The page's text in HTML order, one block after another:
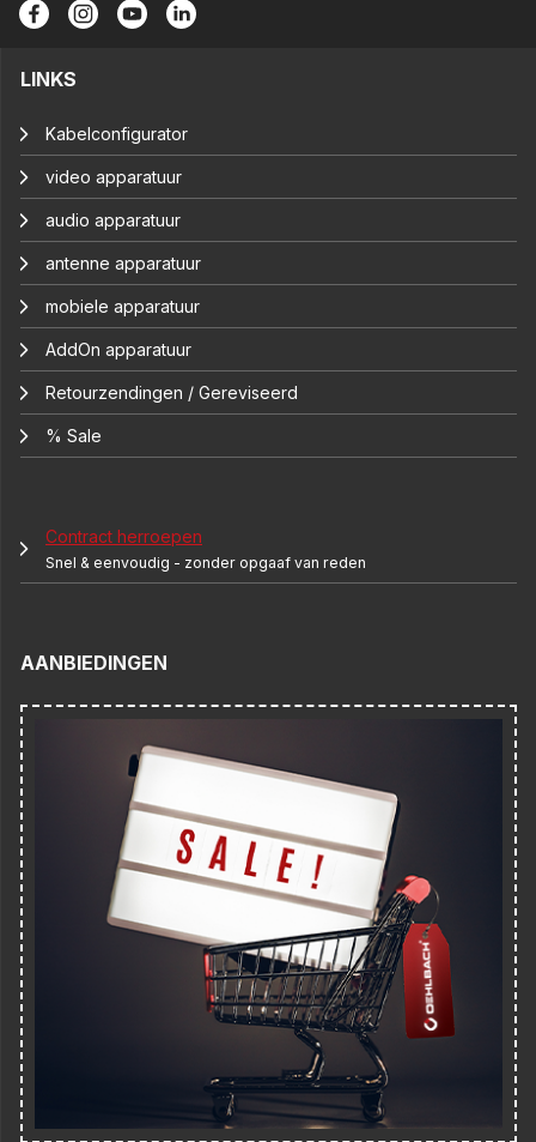
LINKS
Kabelconfigurator
video apparatuur
audio apparatuur
antenne apparatuur
mobiele apparatuur
AddOn apparatuur
Retourzendingen / Gereviseerd
% Sale
Contract herroepen
Snel & eenvoudig - zonder opgaaf van reden
AANBIEDINGEN